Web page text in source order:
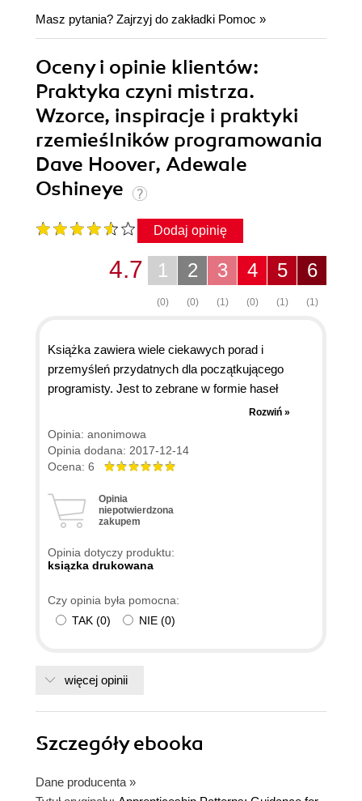
Masz pytania? Zajrzyj do zakładki Pomoc »
Oceny i opinie klientów:
Praktyka czyni mistrza.
Wzorce, inspiracje i praktyki
rzemieślników programowania
Dave Hoover, Adewale
Oshineye
Dodaj opinię
6
(1)
5
(1)
4
(0)
3
(1)
2
(0)
1
(0)
4.7
Książka zawiera wiele ciekawych porad i
przemyśleń przydatnych dla początkującego
programisty. Jest to zebrane w formie haseł
(wzorców), które można czytać w dowolnej
kolejności. Jedyny minus daję za wstęp, który jest
zbyt długi i zawiera masę powtórzeń. Moja rada -
jeśli chcesz czytać od deski do deski to pomiń
Rozwiń »
Opinia: anonimowa
Opinia dodana: 2017-12-14
Ocena: 6
Opinia
niepotwierdzona
zakupem
Opinia dotyczy produktu:
ksiązka drukowana
Czy opinia była pomocna:
TAK (0) NIE (0)
więcej opinii
Szczegółyebooka
Dane producenta »